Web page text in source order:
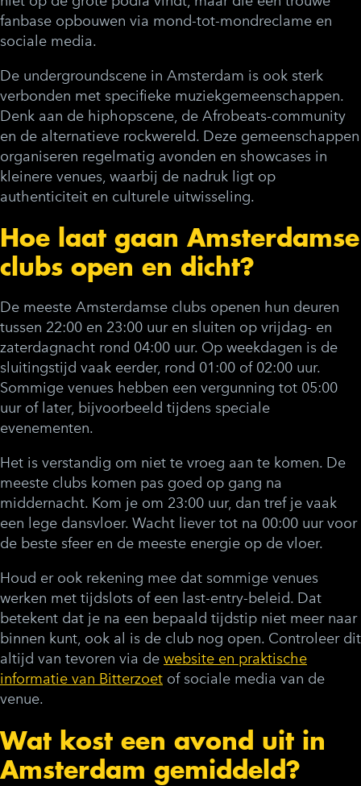
fanbase opbouwen via mond-tot-mondreclame en
sociale media.
De undergroundscene in Amsterdam is ook sterk
verbonden met specifieke muziekgemeenschappen.
Denk aan de hiphopscene, de Afrobeats-community
en de alternatieve rockwereld. Deze gemeenschappen
organiseren regelmatig avonden en showcases in
kleinere venues, waarbij de nadruk ligt op
authenticiteit en culturele uitwisseling.
Hoe laat gaan Amsterdamse
clubs open en dicht?
De meeste Amsterdamse clubs openen hun deuren
tussen 22:00 en 23:00 uur en sluiten op vrijdag- en
zaterdagnacht rond 04:00 uur. Op weekdagen is de
sluitingstijd vaak eerder, rond 01:00 of 02:00 uur.
Sommige venues hebben een vergunning tot 05:00
uur of later, bijvoorbeeld tijdens speciale
evenementen.
Het is verstandig om niet te vroeg aan te komen. De
meeste clubs komen pas goed op gang na
middernacht. Kom je om 23:00 uur, dan tref je vaak
een lege dansvloer. Wacht liever tot na 00:00 uur voor
de beste sfeer en de meeste energie op de vloer.
Houd er ook rekening mee dat sommige venues
werken met tijdslots of een last-entry-beleid. Dat
betekent dat je na een bepaald tijdstip niet meer naar
binnen kunt, ook al is de club nog open. Controleer dit
altijd van tevoren via de website en praktische
informatie van Bitterzoet of sociale media van de
venue.
Wat kost een avond uit in
Amsterdam gemiddeld?